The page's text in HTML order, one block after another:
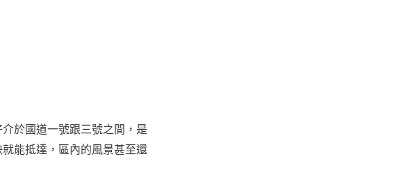
於國道一號跟三號之間，是
能抵達，區內的風景甚至還